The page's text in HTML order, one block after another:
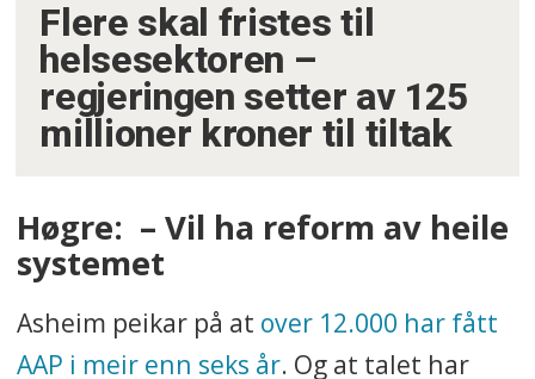
Flere skal fristes til
helsesektoren –
regjeringen setter av 125
millioner kroner til tiltak
Høgre: – Vil ha reform av heile
systemet
Asheim peikar på at over 12.000 har fått
AAP i meir enn seks år. Og at talet har